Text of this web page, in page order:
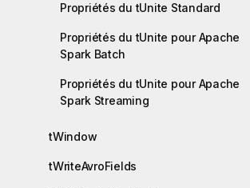
Propriétés du tUnite Standard
Propriétés du tUnite pour Apache
Spark Batch
Propriétés du tUnite pour Apache
Spark Streaming
tWindow
tWriteAvroFields